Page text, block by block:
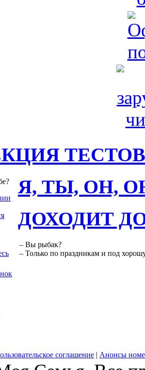
ТЕСТОВ
Я, ТЫ, ОН,
ДОХОДИТ
– Вы рыбак?
– Только по праздникам и под
соглашение | Анонсы